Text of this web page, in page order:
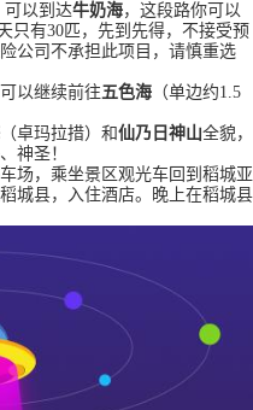
可以到达牛奶海，这段路你可以
只有30匹，先到先得，不接受预
公司不承担此项目，请慎重选
以继续前往五色海 （单边约1.5
（卓玛拉措）和仙乃日神山全貌，
神圣！
场， 乘坐景区观光车回到稻城亚
城县，入住酒店。晚上在稻城县